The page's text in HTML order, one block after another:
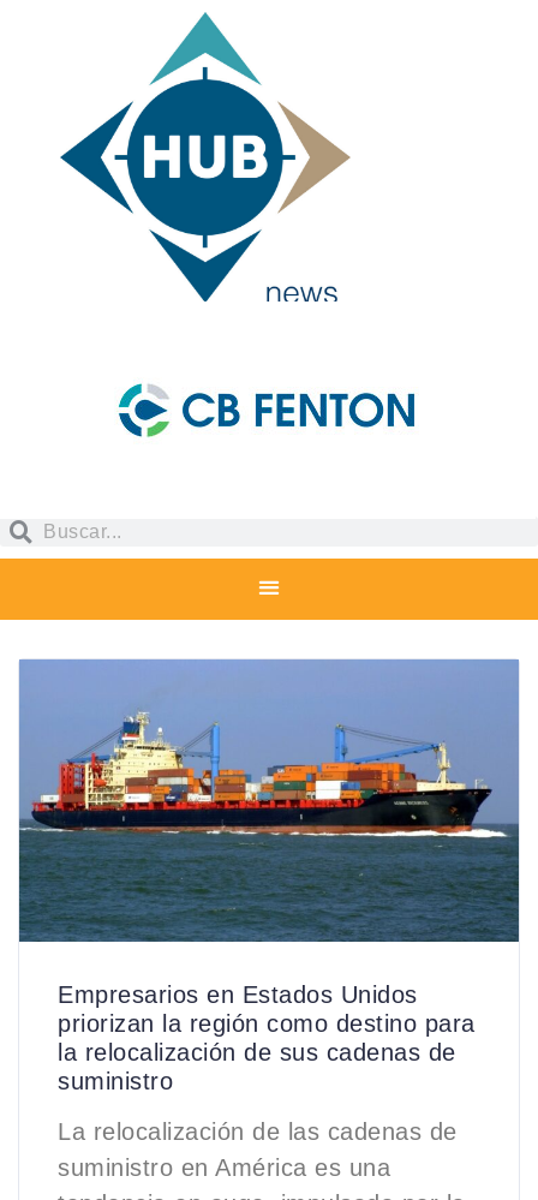
Empresarios en Estados Unidos
priorizan la región como destino para
la relocalización de sus cadenas de
suministro
La relocalización de las cadenas de
suministro en América es una